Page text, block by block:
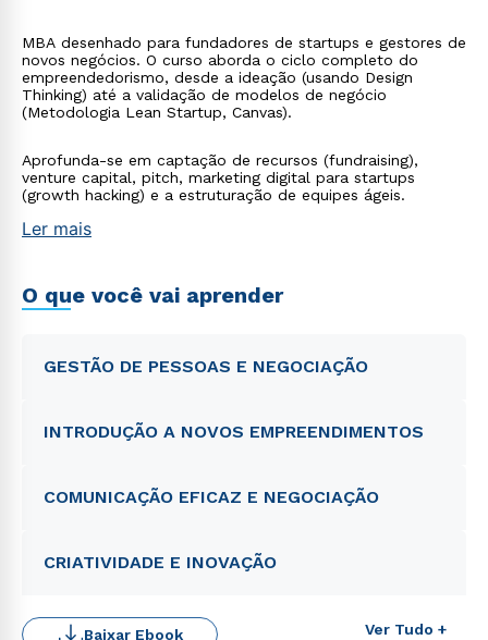
MBA desenhado para fundadores de startups e gestores de
novos negócios. O curso aborda o ciclo completo do
empreendedorismo, desde a ideação (usando Design
Thinking) até a validação de modelos de negócio
(Metodologia Lean Startup, Canvas).
Aprofunda-se em captação de recursos (fundraising),
venture capital, pitch, marketing digital para startups
(growth hacking) e a estruturação de equipes ágeis.
Ler mais
O que você vai aprender
GESTÃO DE PESSOAS E NEGOCIAÇÃO
INTRODUÇÃO A NOVOS EMPREENDIMENTOS
COMUNICAÇÃO EFICAZ E NEGOCIAÇÃO
CRIATIVIDADE E INOVAÇÃO
Ver Tudo +
Baixar Ebook